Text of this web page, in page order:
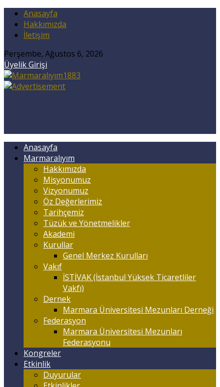
Anasayfa
Hakkımızda
İletişim
Perşembe, Ağustos 6, 2026
Üyelik Girişi
Anasayfa
Marmaralıyım
Hakkımızda
Misyonumuz
Vizyonumuz
Öz Değerlerimiz
Tarihçemiz
Tüzük ve Yönetmelikler
Akademi
Kurullar
Genel Merkez Kurulları
Vakıf
İSTİVAK (İstanbul Yüksek Ticaretliler
Vakfı)
Dernek
Marmara Üniversitesi Mezunları Derneği
Federasyon
Marmara Üniversitesi Mezunları
Federasyonu
Kongreler
Etkinlik
Duyurular